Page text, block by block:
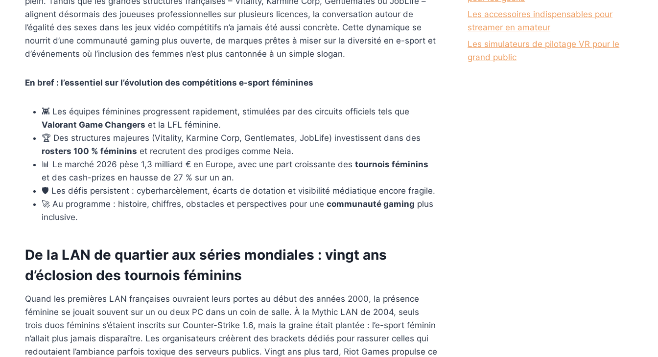
alignent désormais des joueuses professionnelles sur plusieurs licences, la conversation autour de
l’égalité des sexes dans les jeux vidéo compétitifs n’a jamais été aussi concrète. Cette dynamique se
nourrit d’une communauté gaming plus ouverte, de marques prêtes à miser sur la diversité en e-sport et
d’événements où l’inclusion des femmes n’est plus cantonnée à un simple slogan.
En bref : l’essentiel sur l’évolution des compétitions e-sport féminines
👾 Les équipes féminines progressent rapidement, stimulées par des circuits officiels tels que
Valorant Game Changers et la LFL féminine.
🏆 Des structures majeures (Vitality, Karmine Corp, Gentlemates, JobLife) investissent dans des
rosters 100 % féminins et recrutent des prodiges comme Neia.
📊 Le marché 2026 pèse 1,3 milliard € en Europe, avec une part croissante des tournois féminins
et des cash-prizes en hausse de 27 % sur un an.
🛡️ Les défis persistent : cyberharcèlement, écarts de dotation et visibilité médiatique encore fragile.
🚀 Au programme : histoire, chiffres, obstacles et perspectives pour une communauté gaming plus
inclusive.
De la LAN de quartier aux séries mondiales : vingt ans
d’éclosion des tournois féminins
Quand les premières LAN françaises ouvraient leurs portes au début des années 2000, la présence
féminine se jouait souvent sur un ou deux PC dans un coin de salle. À la Mythic LAN de 2004, seuls
trois duos féminins s’étaient inscrits sur Counter-Strike 1.6, mais la graine était plantée : l’e-sport féminin
n’allait plus jamais disparaître. Les organisateurs créèrent des brackets dédiés pour rassurer celles qui
redoutaient l’ambiance parfois toxique des serveurs publics. Vingt ans plus tard, Riot Games propulse ce
Les accessoires indispensables pour
streamer en amateur
Les simulateurs de pilotage VR pour le
grand public